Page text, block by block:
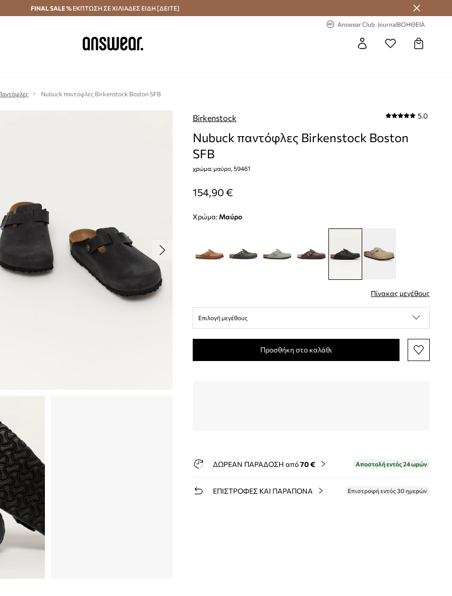
άνω των 70 € Αποστολή σε 24 ώρες Εξοικονομήστε με το Answear Club
FINAL SALE % ΕΚΠΤΩΣΗ ΣΕ ΧΙΛΙΑΔΕΣ ΕΙΔΗ [ΔΕΙΤΕ]
Answear Club JournalΒΟΗΘΕΙΑ
Nubuck παντόφλες Birkenstock Boston SFB
Birkenstock 5.0
Nubuck παντόφλες Birkenstock Boston
SFB
χρώμα: μαύρο, 59461
154,90 €
Χρώμα: μαύρο
Πίνακας μεγέθους
Επιλογή μεγέθους
Προσθήκη στο καλάθι
ΔΩΡΕΑΝ ΠΑΡΑΔΟΣΗ από70 € Αποστολή εντός 24 ωρών
ΕΠΙΣΤΡΟΦΕΣ ΚΑΙ ΠΑΡΑΠΟΝΑ Επιστροφή εντός 30 ημερών